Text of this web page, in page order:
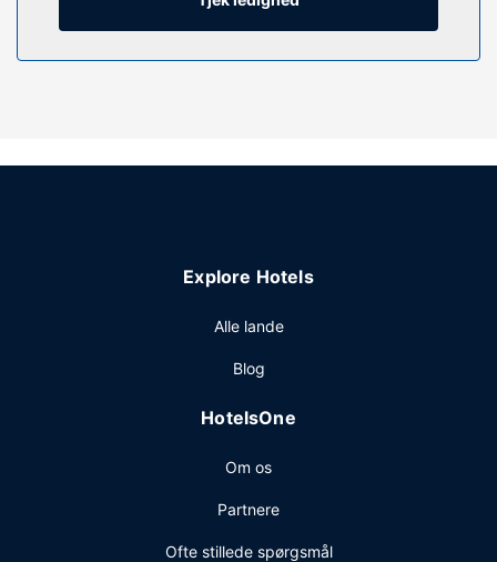
computer og skriveborde, og rengøring udføres efter
Dette hotel tilbyder desuden gratis trådløs internetadgang,
hurtig udtjekning og renseri/vaskeservice. Gratis
Explore Hotels
Alle lande
Blog
HotelsOne
Om os
Partnere
Ofte stillede spørgsmål